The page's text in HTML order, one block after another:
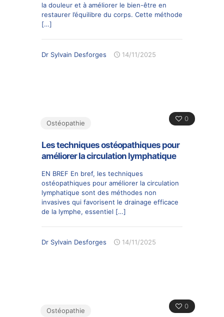
la douleur et à améliorer le bien-être en
restaurer l’équilibre du corps. Cette méthode
[…]
Dr Sylvain Desforges 14/11/2025
0
Ostéopathie
Les techniques ostéopathiques pour
améliorer la circulation lymphatique
EN BREF En bref, les techniques
ostéopathiques pour améliorer la circulation
lymphatique sont des méthodes non
invasives qui favorisent le drainage efficace
de la lymphe, essentiel […]
Dr Sylvain Desforges 14/11/2025
0
Ostéopathie